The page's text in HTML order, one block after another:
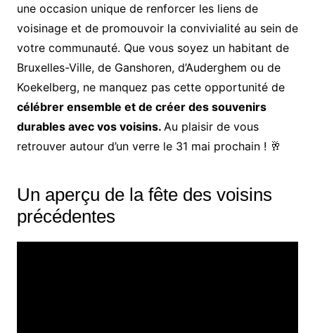
une occasion unique de renforcer les liens de
voisinage et de promouvoir la convivialité au sein de
votre communauté. Que vous soyez un habitant de
Bruxelles-Ville, de Ganshoren, d’Auderghem ou de
Koekelberg, ne manquez pas cette opportunité de
célébrer ensemble et de créer des souvenirs
durables avec vos voisins. Au plaisir de vous
retrouver autour d’un verre le 31 mai prochain ! 🥂
Un aperçu de la fête des voisins
précédentes